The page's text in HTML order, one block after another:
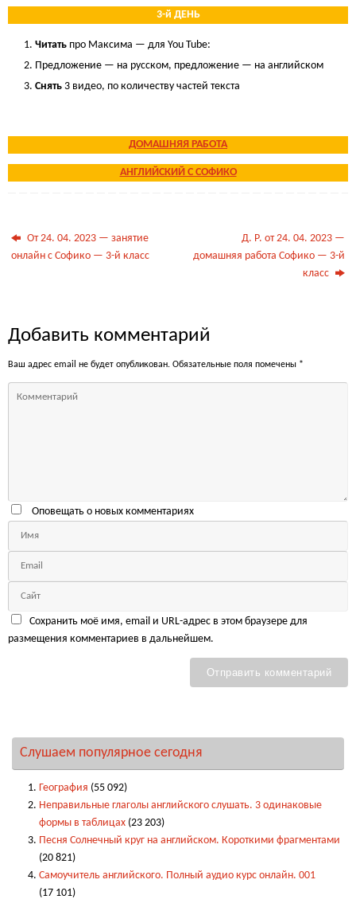
3-й ДЕНЬ
Читать про Максима — для You Tube:
Предложение — на русском, предложение — на английском
Снять 3 видео, по количеству частей текста
ДОМАШНЯЯ РАБОТА
АНГЛИЙСКИЙ С СОФИКО
От 24. 04. 2023 — занятие
онлайн с Софико — 3-й класс
Д. Р. от 24. 04. 2023 —
домашняя работа Софико — 3-й
класс
Добавить комментарий
Ваш адрес email не будет опубликован. Обязательные поля помечены *
Оповещать о новых комментариях
Сохранить моё имя, email и URL-адрес в этом браузере для
размещения комментариев в дальнейшем.
Слушаем популярное сегодня
География (55 092)
Неправильные глаголы английского слушать. 3 одинаковые
формы в таблицах (23 203)
Песня Солнечный круг на английском. Короткими фрагментами
(20 821)
Самоучитель английского. Полный аудио курс онлайн. 001
(17 101)